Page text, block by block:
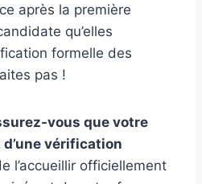
après la première
qu’elles
formelle des
pas !
vous que votre
d’une vérification
l’accueillir officiellement